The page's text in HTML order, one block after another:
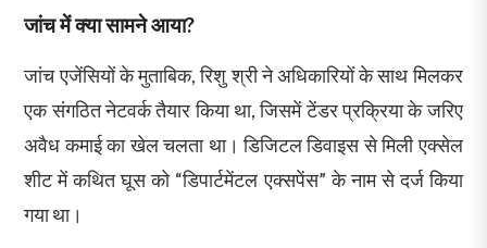
जांच में क्या सामने आया?
जांच एजेंसियों के मुताबिक, रिशु श्री ने अधिकारियों के साथ मिलकर
एक संगठित नेटवर्क तैयार किया था, जिसमें टेंडर प्रक्रिया के जरिए
अवैध कमाई का खेल चलता था। डिजिटल डिवाइस से मिली एक्सेल
शीट में कथित घूस को “डिपार्टमेंटल एक्सपेंस” के नाम से दर्ज किया
गया था।